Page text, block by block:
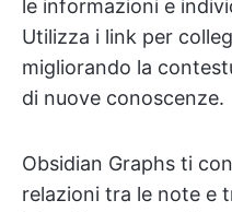
le informazioni e
Utilizza i link per
migliorando la
di nuove conoscenze.
Obsidian Graphs ti
relazioni tra le note e